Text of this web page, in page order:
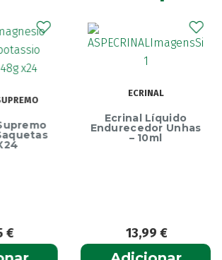
€
ECRINAL
Ecrinal Líquido
Endurecedor Unhas
– 10ml
13,99€